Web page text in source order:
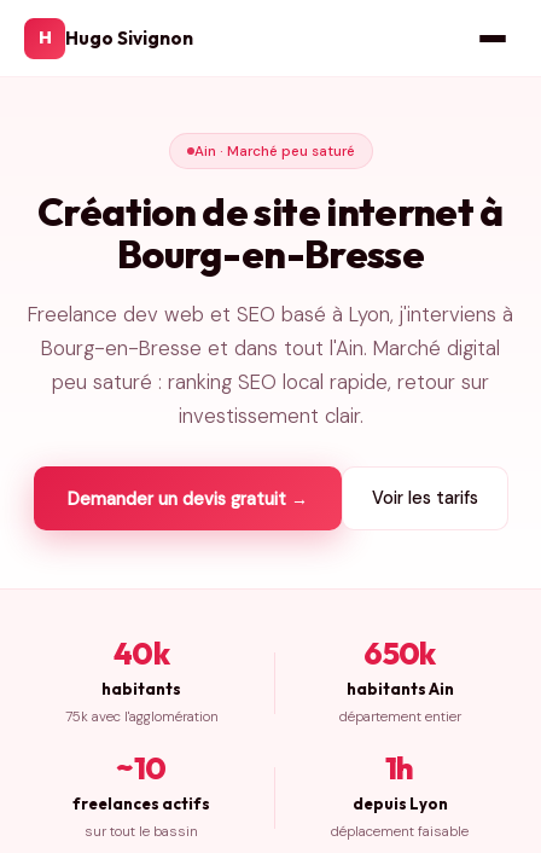
H Hugo Sivignon
Ain · Marché peu saturé
Création de site internet à
Bourg-en-Bresse
Freelance dev web et SEO basé à Lyon, j'interviens à
Bourg-en-Bresse et dans tout l'Ain. Marché digital
peu saturé : ranking SEO local rapide, retour sur
investissement clair.
Demander un devis gratuit → Voir les tarifs
40k
habitants
75k avec l'agglomération
650k
habitants Ain
département entier
~10
freelances actifs
sur tout le bassin
1h
depuis Lyon
déplacement faisable